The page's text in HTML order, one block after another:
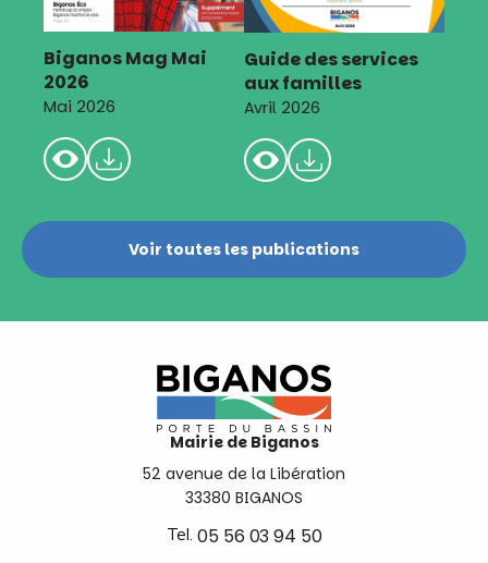
Biganos Mag Mai
2026
Mai 2026
Guide des services
aux familles
Avril 2026
Voir toutes les publications
Mairie de Biganos
52 avenue de la Libération
33380 BIGANOS
Tel. 05 56 03 94 50